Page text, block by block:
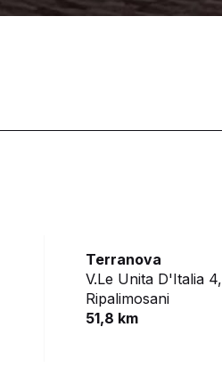
Terranova
V.Le Unita D'Italia 4,
Ripalimosani
51,8 km